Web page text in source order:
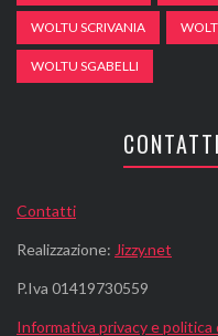
WOLTU SCRIVANIA
WOLTU SGABELLI
Contatti
Realizzazione: Jizzy.net
P.Iva 01419730559
Informativa privacy e politica